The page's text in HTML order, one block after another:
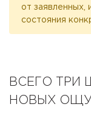
от заявленных,
состояния
ВСЕГО ТРИ
НОВЫХ